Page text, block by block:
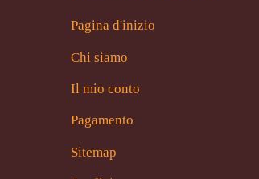
Pagina d'inizio
Chi siamo
Il mio conto
Pagamento
Sitemap